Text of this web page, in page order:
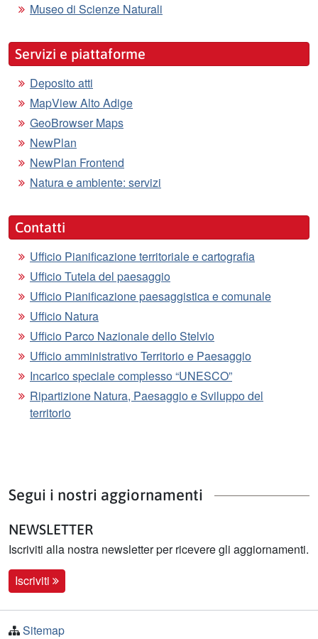
Museo di Scienze Naturali
Servizi e piattaforme
Deposito atti
MapView Alto Adige
GeoBrowser Maps
NewPlan
NewPlan Frontend
Natura e ambiente: servizi
Contatti
Ufficio Pianificazione territoriale e cartografia
Ufficio Tutela del paesaggio
Ufficio Pianificazione paesaggistica e comunale
Ufficio Natura
Ufficio Parco Nazionale dello Stelvio
Ufficio amministrativo Territorio e Paesaggio
Incarico speciale complesso “UNESCO”
Ripartizione Natura, Paesaggio e Sviluppo del
territorio
Segui i nostri aggiornamenti
NEWSLETTER
Iscriviti alla nostra newsletter per ricevere gli aggiornamenti.
Iscriviti
Sitemap